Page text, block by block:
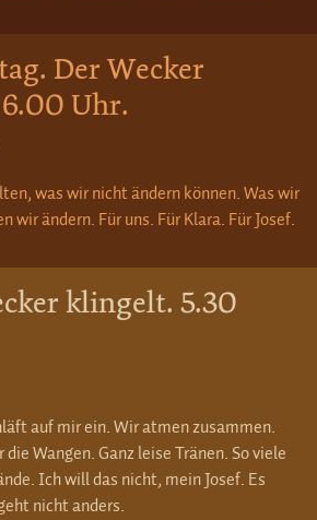
Der Wecker
Uhr.
was wir nicht ändern können. Was wir
wir ändern. Für uns. Für Klara. Für Josef.
klingelt. 5.30
auf mir ein. Wir atmen zusammen.
Wangen. Ganz leise Tränen. So viele
Ich will das nicht, mein Josef. Es
nicht anders.